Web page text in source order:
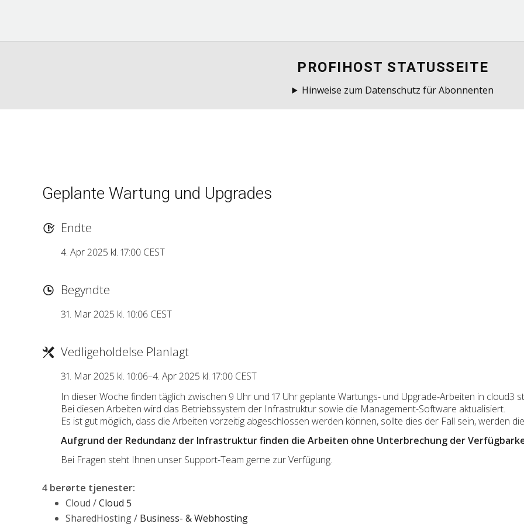
PROFIHOST STATUSSEITE
Hinweise zum Datenschutz für Abonnenten
Geplante Wartung und Upgrades
Endte
4. Apr 2025 kl. 17:00 CEST
Begyndte
31. Mar 2025 kl. 10:06 CEST
Vedligeholdelse Planlagt
31. Mar 2025 kl. 10:06–4. Apr 2025 kl. 17:00 CEST
In dieser Woche finden täglich zwischen 9 Uhr und 17 Uhr geplante Wartungs- und Upgrade-Arbeiten in cloud3
Bei diesen Arbeiten wird das Betriebssystem der Infrastruktur sowie die Management-Software aktualisiert.
Es ist gut möglich, dass die Arbeiten vorzeitig abgeschlossen werden können, sollte dies der Fall sein, werden
Aufgrund der Redundanz der Infrastruktur finden die Arbeiten ohne Unterbrechung der
Bei Fragen steht Ihnen unser Support-Team gerne zur Verfügung.
4 berørte tjenester:
Cloud /Cloud 5
SharedHosting / Business- & Webhosting